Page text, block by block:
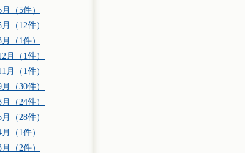
（5件）
（12件）
（1件）
月（1件）
月（1件）
（30件）
（24件）
（28件）
（1件）
（2件）